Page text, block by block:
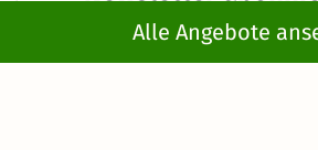
Alle Angebote
Erhalte die besten und